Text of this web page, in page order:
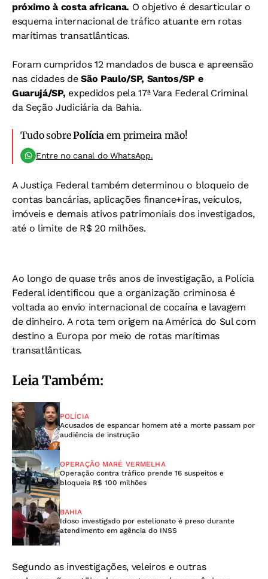
próximo à costa africana. O objetivo é desarticular o
esquema internacional de tráfico atuante em rotas
marítimas transatlânticas.
Foram cumpridos 12 mandados de busca e apreensão
nas cidades deSão Paulo/SP, Santos/SP e
Guarujá/SP, expedidos pela 17ª Vara Federal Criminal
da Seção Judiciária da Bahia.
Tudo sobrePolícia em primeira mão!
Entre no canal do WhatsApp.
A Justiça Federal também determinou o bloqueio de
contas bancárias, aplicações finance+iras, veículos,
imóveis e demais ativos patrimoniais dos investigados,
até o limite de R$ 20 milhões.
Ao longo de quase três anos de investigação, a Polícia
Federal identificou que a organização criminosa é
voltada ao envio internacional de cocaína e lavagem
de dinheiro. A rota tem origem na América do Sul com
destino a Europa por meio de rotas marítimas
transatlânticas.
Leia Também:
POLÍCIA
Acusados de espancar homem até a morte passam por
audiência de instrução
OPERAÇÃO MARÉ VERMELHA
Operação contra tráfico prende 16 suspeitos e
bloqueia R$ 100 milhões
BAHIA
Idoso investigado por estelionato é preso durante
atendimento em agência do INSS
Segundo as investigações, veleiros e outras